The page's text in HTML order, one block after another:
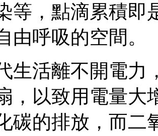
等，點滴累積即
由呼吸的空間。
活離不開電力
，以致用電量大
碳的排放，而二